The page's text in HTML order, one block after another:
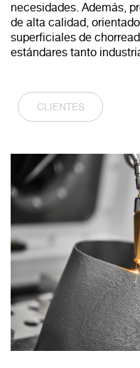
necesidades. Además,
de alta calidad,
superficiales de
estándares tanto
CLIENTES